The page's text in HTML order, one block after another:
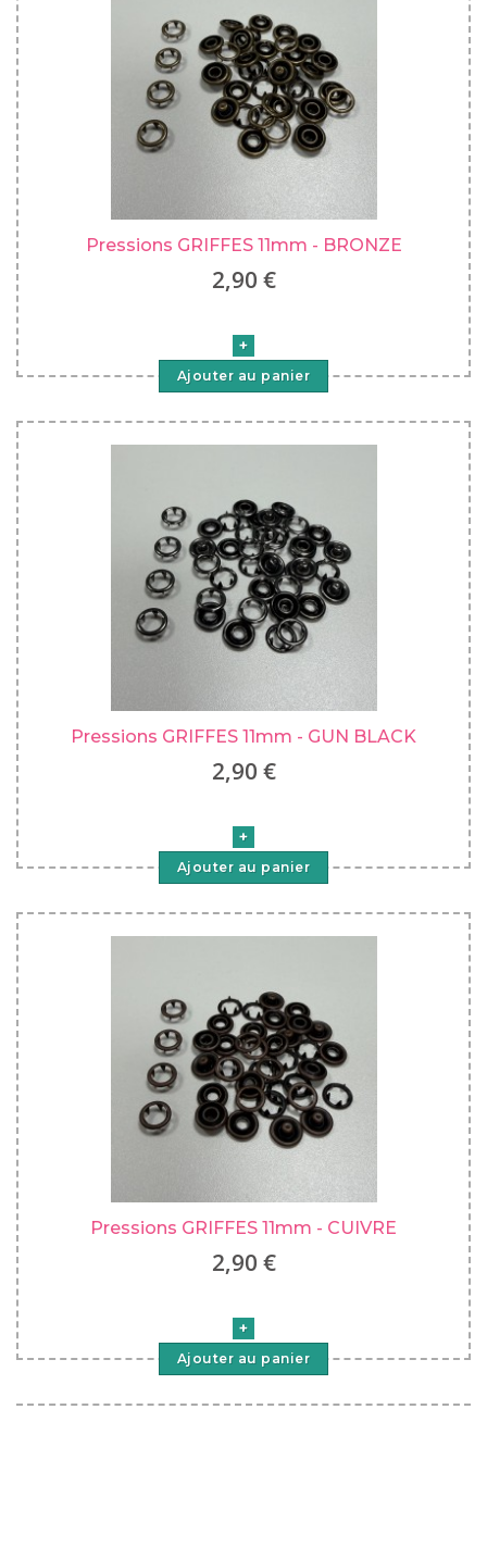
Pressions GRIFFES 11mm - BRONZE
2,90 €
Ajouter au panier
Pressions GRIFFES 11mm - GUN BLACK
2,90 €
Ajouter au panier
Pressions GRIFFES 11mm - CUIVRE
2,90 €
Ajouter au panier